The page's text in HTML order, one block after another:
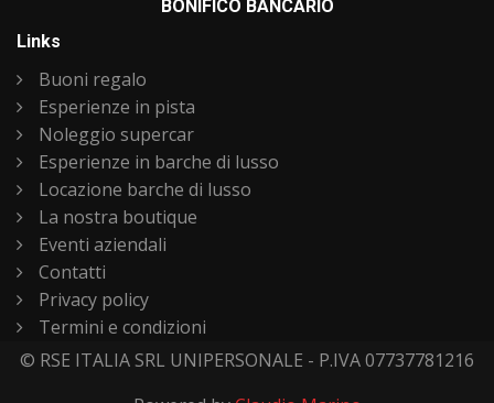
BONIFICO BANCARIO
Links
Buoni regalo
Esperienze in pista
Noleggio supercar
Esperienze in barche di lusso
Locazione barche di lusso
La nostra boutique
Eventi aziendali
Contatti
Privacy policy
Termini e condizioni
© RSE ITALIA SRL UNIPERSONALE - P.IVA 07737781216